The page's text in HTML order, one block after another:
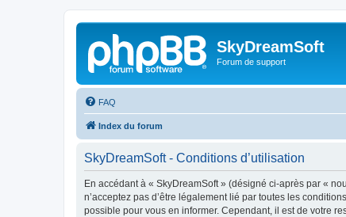
SkyDreamSoft
Forum de support
FAQ
Index du forum
SkyDreamSoft - Conditions d’utilisation
En accédant à « SkyDreamSoft » (désigné ci-après par «
n’acceptez pas d’être légalement lié par toutes les
possible pour vous en informer. Cependant, il est de votre